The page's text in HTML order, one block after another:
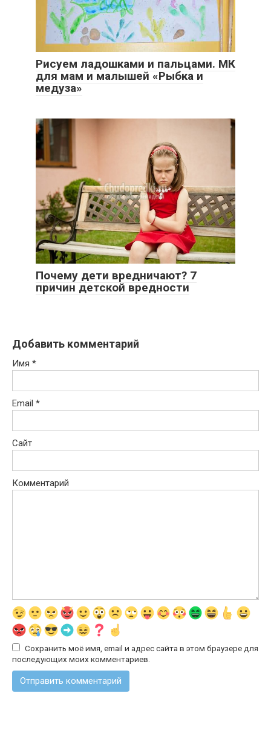
Рисуем ладошками и пальцами. МК
для мам и малышей «Рыбка и
медуза»
Почему дети вредничают? 7
причин детской вредности
Добавить комментарий
Имя *
Email *
Сайт
Комментарий
Сохранить моё имя, email и адрес сайта в этом браузере для
последующих моих комментариев.